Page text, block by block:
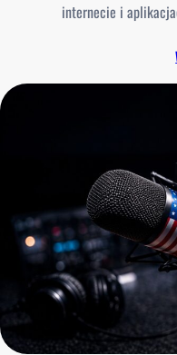
internecie i